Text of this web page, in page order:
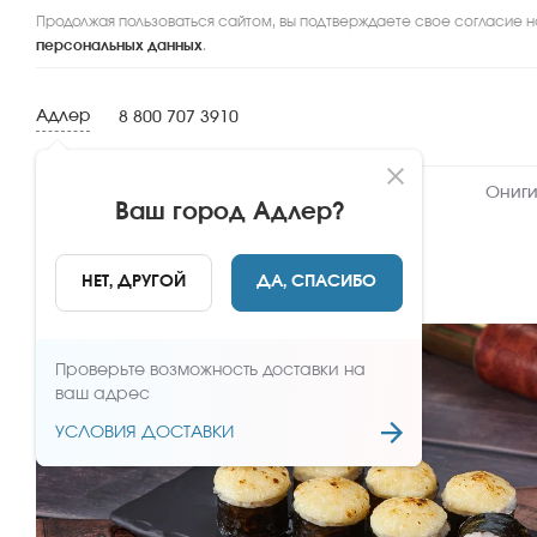
Продолжая пользоваться сайтом, вы подтверждаете свое согласие
персональных данных.
Адлер
Ваш город Адлер?
НЕТ, ДРУГОЙ ДА, СПАСИБО
Проверьте возможность доставки на
ваш адрес
УСЛОВИЯ ДОСТАВКИ
8 800 707 3910
НАЗАД